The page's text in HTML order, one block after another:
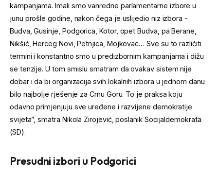
kampanjama. Imali smo vanredne parlamentarne izbore u
junu prošle godine, nakon čega je uslijedio niz izbora -
Budva, Gusinje, Podgorica, Kotor, opet Budva, pa Berane,
Nikšić, Herceg Novi, Petnjica, Mojkovac… Sve su to različiti
termini i konstantno smo u predizbornim kampanjama i dižu
se tenzije. U tom smislu smatram da ovakav sistem nije
dobar i da bi organizacija svih lokalnih izbora u jednom danu
bilo najbolje rješenje za Crnu Goru. To je praksa koju
odavno primjenjuju sve uređene i razvijene demokratije
svijeta”, smatra Nikola Zirojević, poslanik Socijaldemokrata
(SD).
Presudni izbori u Podgorici